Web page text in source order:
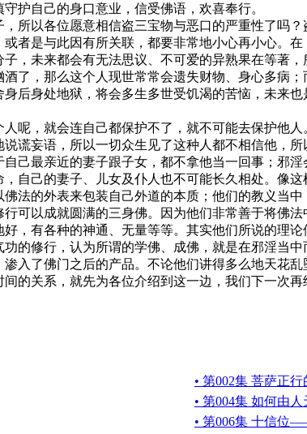
护自己的身口意业，信受佛语，欢喜奉行。
以各位愿意相信盗三宝物与恶口的严重性了吗
者是与此因有所关联，都要非常地小心再小心。
，未来都会有无法思议、不可爱的异熟果在等著
，那么这个人现世常常会遗失财物、身心多病；
后身处地狱，将会多生多世受饥渴的苦恼，未来
，就会连自己都保护不了，就不可能去保护他
谎妄语，所以一切众生见了这种人都不相信他，
己最亲近的妻子跟子女，都不拿他当一回事；邪
自己的妻子、儿女及仆人也不可能长久相处。像这
的外表来包装自己外道的本质；他们的教义当中
可以成就圆满的三身佛。因为他们非常善于将佛
，有各种的神通、无量等等。其实他们所说的理
的修行，认为所谓的学佛、成佛，就是在邪淫当
入了佛门之后的产品。不论他们讲得多么地天花
的关系，就先为各位介绍到这一边，我们下一次再
• 第002集 菩萨正
• 第004集 如何由
• 第006集 十信位